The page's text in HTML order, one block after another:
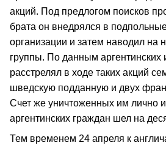
акций. Под предлогом поисков
брата он внедрялся в
организации и затем наводил на
группы. По данным аргентинских
расстрелял в ходе таких акций
шведскую подданную и двух
Счет же уничтоженных им лично и
аргентинских граждан шел на
Тем временем 24 апреля к